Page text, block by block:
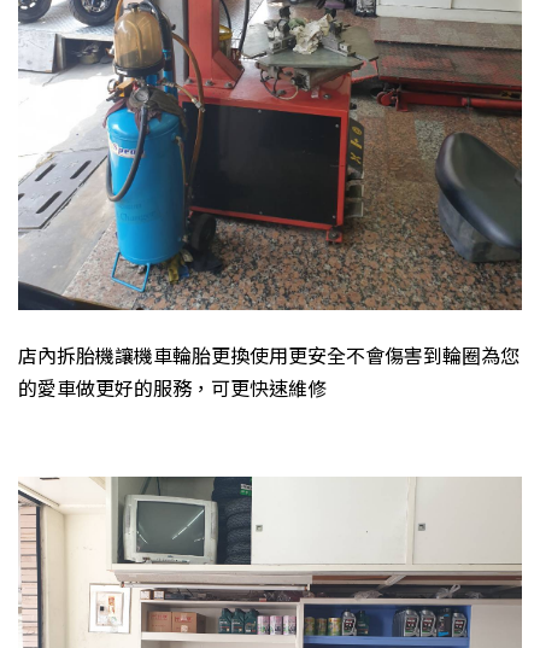
店內拆胎機讓機車輪胎更換使用更安全不會傷害到輪圈為您
的愛車做更好的服務，可更快速維修